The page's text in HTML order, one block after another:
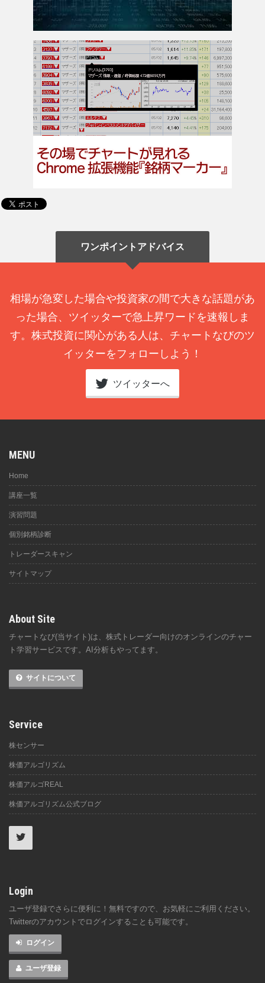
ワンポイントアドバイス
相場が急変した場合や投資家の間で大きな話題があ
った場合、ツイッターで急上昇ワードを速報しま
す。株式投資に関心がある人は、チャートなびのツ
イッターをフォローしよう！
ツイッターへ
MENU
Home
講座一覧
演習問題
個別銘柄診断
トレーダースキャン
サイトマップ
About Site
チャートなび(当サイト)は、株式トレーダー向けのオンラインのチャー
ト学習サービスです。AI分析もやってます。
サイトについて
Service
株センサー
株価アルゴリズム
株価アルゴREAL
株価アルゴリズム公式ブログ
Login
ユーザ登録でさらに便利に！無料ですので、お気軽にご利用ください。
Twitterのアカウントでログインすることも可能です。
ログイン
ユーザ登録